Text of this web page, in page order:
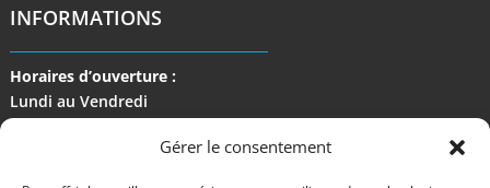
Gérer le consentement
INFORMATIONS
Horaires d’ouverture :
Lundi au Vendredi
de 9 h à 17 h